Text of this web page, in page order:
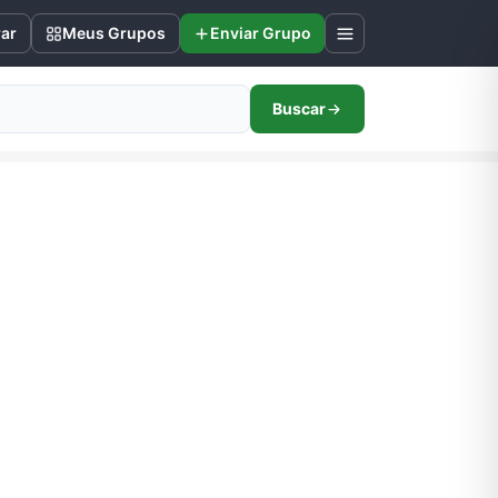
Meus Grupos Enviar Grupo
Buscar